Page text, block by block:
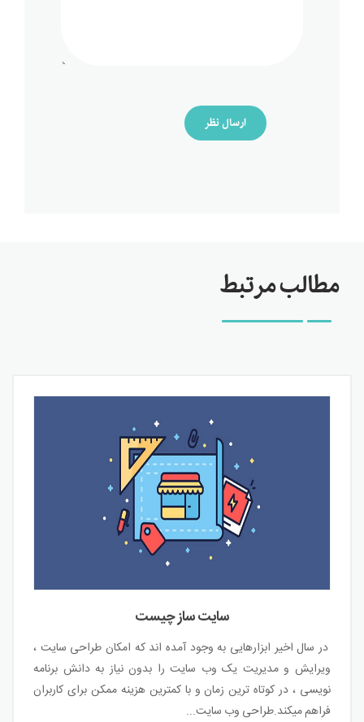
ارسال نظر
مطالب مرتبط
سایت ساز چیست
در سال اخیر ابزارهایی به وجود آمده اند که امکان طراحی سایت ،
ویرایش و مدیریت یک وب سایت را بدون نیاز به دانش برنامه
نویسی ، در کوتاه ترین زمان و با کمترین هزینه ممکن برای کاربران
فراهم میکند.طراحی وب سایت...